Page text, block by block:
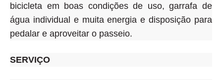
bicicleta em boas condições de uso, garrafa de
água individual e muita energia e disposição para
pedalar e aproveitar o passeio.
SERVIÇO